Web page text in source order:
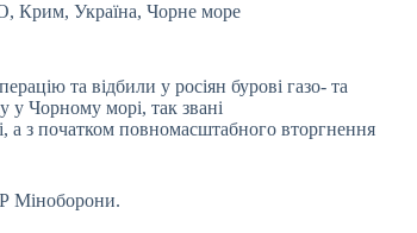
, Крим, Україна, Чорне море
та відбили у росіян бурові газо- та
у Чорному морі, так звані
а з початком повномасштабного вторгнення
Міноборони.